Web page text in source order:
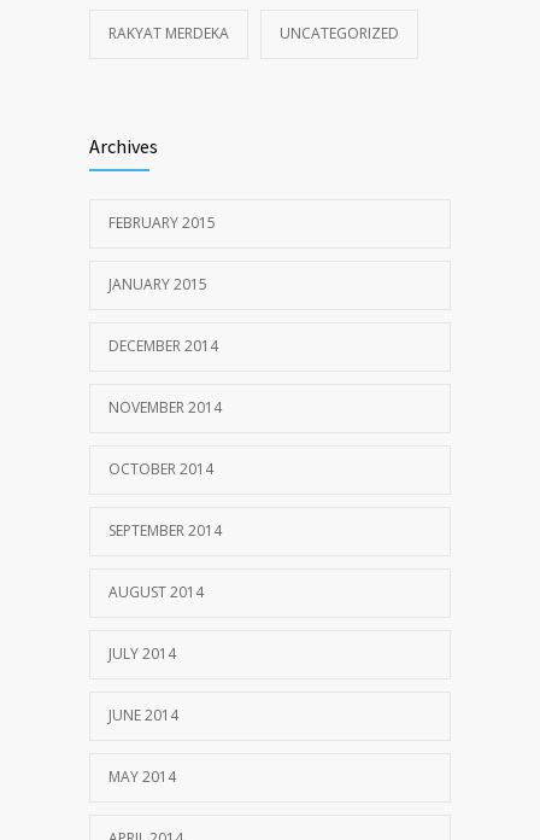
RAKYAT MERDEKA UNCATEGORIZED
Archives
FEBRUARY 2015
JANUARY 2015
DECEMBER 2014
NOVEMBER 2014
OCTOBER 2014
SEPTEMBER 2014
AUGUST 2014
JULY 2014
JUNE 2014
MAY 2014